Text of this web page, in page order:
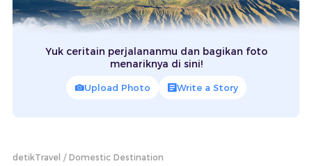
Yuk ceritain perjalananmu dan bagikan foto
menariknya di sini!
Upload Photo Write a Story
detikTravel Domestic Destination